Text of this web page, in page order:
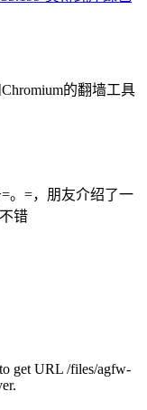
的翻墙工具
。=，朋友介绍了一
错
get URL /files/agfw-